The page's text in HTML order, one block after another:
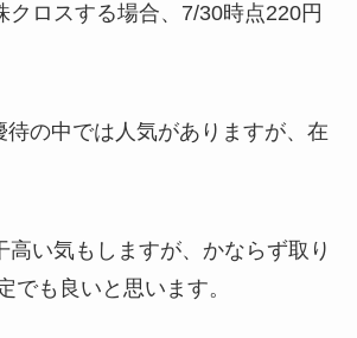
クロスする場合、7/30時点220円
待の中では人気がありますが、在
高い気もしますが、かならず取り
でも良いと思います。